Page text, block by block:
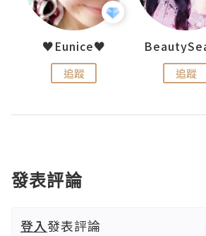
♥Eunice♥
追蹤 追蹤
發表評論
登入發表評論